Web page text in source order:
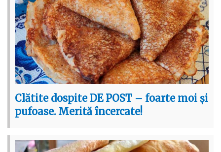
Clătite dospite DE POST – foarte moi și
pufoase. Merită încercate!